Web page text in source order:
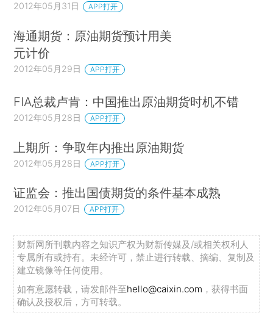
2012年05月31日 APP打开
海通期货：原油期货预计用美
元计价
2012年05月29日 APP打开
FIA总裁卢肯：中国推出原油期货时机不错
2012年05月28日 APP打开
上期所：争取年内推出原油期货
2012年05月28日 APP打开
证监会：推出国债期货的条件基本成熟
2012年05月07日 APP打开
财新网所刊载内容之知识产权为财新传媒及/或相关权利人
专属所有或持有。未经许可，禁止进行转载、摘编、复制及
建立镜像等任何使用。
如有意愿转载，请发邮件至hello@caixin.com ，获得书面
确认及授权后，方可转载。